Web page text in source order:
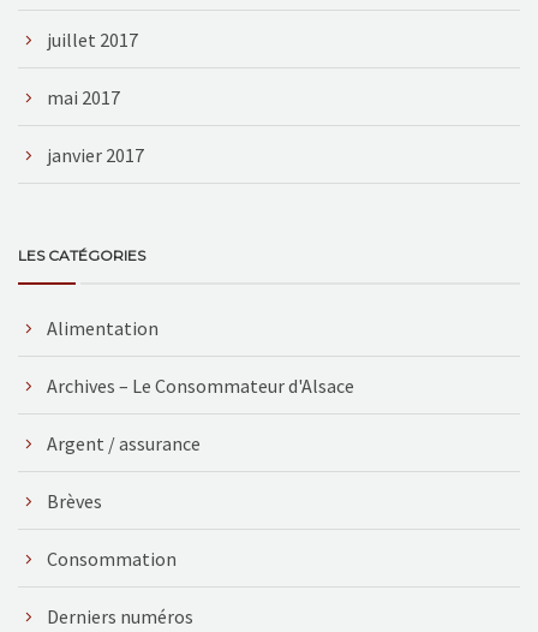
juillet 2017
mai 2017
janvier 2017
LES CATÉGORIES
Alimentation
Archives – Le Consommateur d'Alsace
Argent / assurance
Brèves
Consommation
Derniers numéros